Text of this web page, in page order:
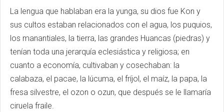
La lengua que hablaban era la yunga, su dios fue Kon y
sus cultos estaban relacionados con el agua, los puquios,
los manantiales, la tierra, las grandes Huancas (piedras) y
tenían toda una jerarquía eclesiástica y religiosa; en
cuanto a economía, cultivaban y cosechaban: la
calabaza, el pacae, la lúcuma, el fríjol, el maíz, la papa, la
fresa silvestre, el ozon o ozun, que después se le llamaría
ciruela fraile.